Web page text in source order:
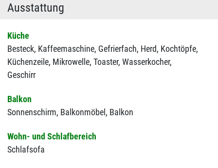
Ausstattung
Küche
Besteck, Kaffeemaschine, Gefrierfach, Herd, Kochtöpfe,
Küchenzeile, Mikrowelle, Toaster, Wasserkocher,
Geschirr
Balkon
Sonnenschirm, Balkonmöbel, Balkon
Wohn- und Schlafbereich
Schlafsofa